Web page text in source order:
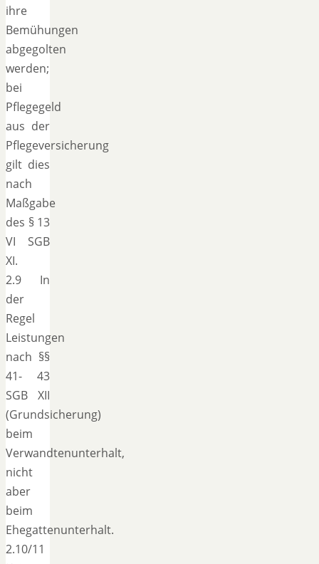
ihre
Bemühungen
abgegolten
werden;
bei
Pflegegeld
aus der
Pflegeversicherung
gilt dies
nach
Maßgabe
des § 13
VI SGB
XI.
2.9 In
der
Regel
Leistungen
nach §§
41- 43
SGB XII
(Grundsicherung)
beim
Verwandtenunterhalt,
nicht
aber
beim
Ehegattenunterhalt.
2.10/11